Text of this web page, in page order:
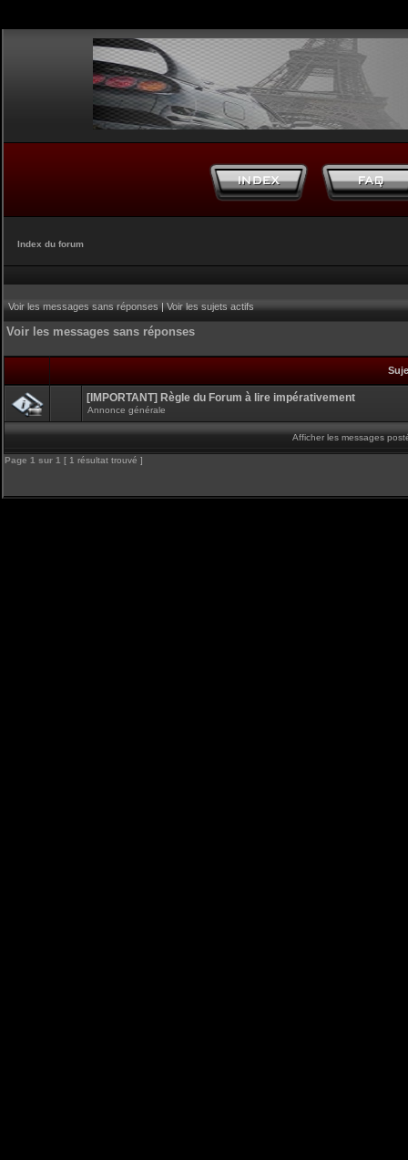
Index du forum
Voir les messages sans réponses|Voir les sujets actifs
Voir les messages sans réponses
[IMPORTANT] Règle du Forum à lire impérativement
Annonce générale
Afficher les messages
Page 1 sur 1 [ 1 résultat trouvé ]